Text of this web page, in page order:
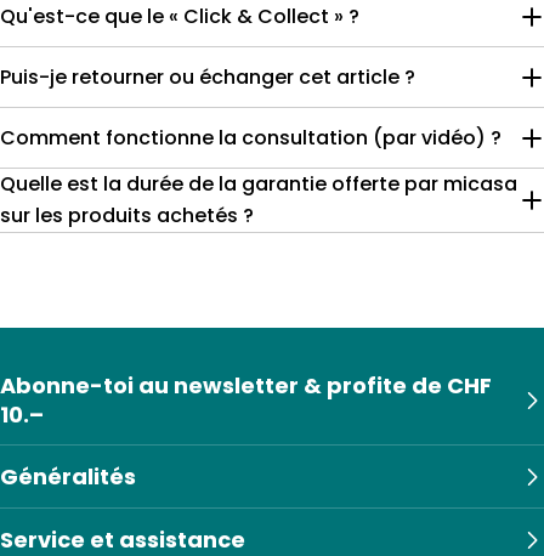
Qu'est-ce que le « Click & Collect » ?
Puis-je retourner ou échanger cet article ?
Comment fonctionne la consultation (par vidéo) ?
Quelle est la durée de la garantie offerte par micasa
sur les produits achetés ?
Généralités
Service et assistance
Abonne-toi au newsletter & profite de CHF
10.–